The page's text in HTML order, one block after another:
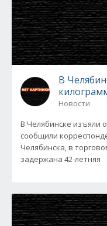
В
Новости
В Челябинске изъяли
сообщили
Челябинска, в
задержана 42-летняя